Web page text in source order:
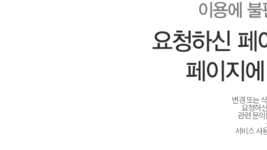
변경 또는
요청하
관련 문
서비스 사